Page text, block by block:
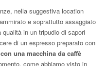
nella suggestiva location
e soprattutto assaggiato
in un tripudio di sapori
di un espresso preparato con
una macchina da caffè
come abbiamo visto in